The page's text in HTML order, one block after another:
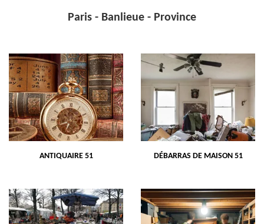
Paris - Banlieue - Province
ANTIQUAIRE 51 DÉBARRAS DE MAISON 51